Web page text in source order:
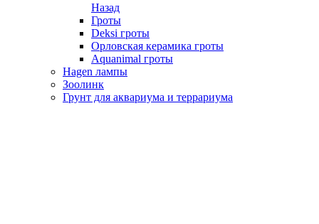
Назад
Гроты
Deksi гроты
Орловская керамика гроты
Aquanimal гроты
Hagen лампы
Зоолинк
Грунт для аквариума и террариума